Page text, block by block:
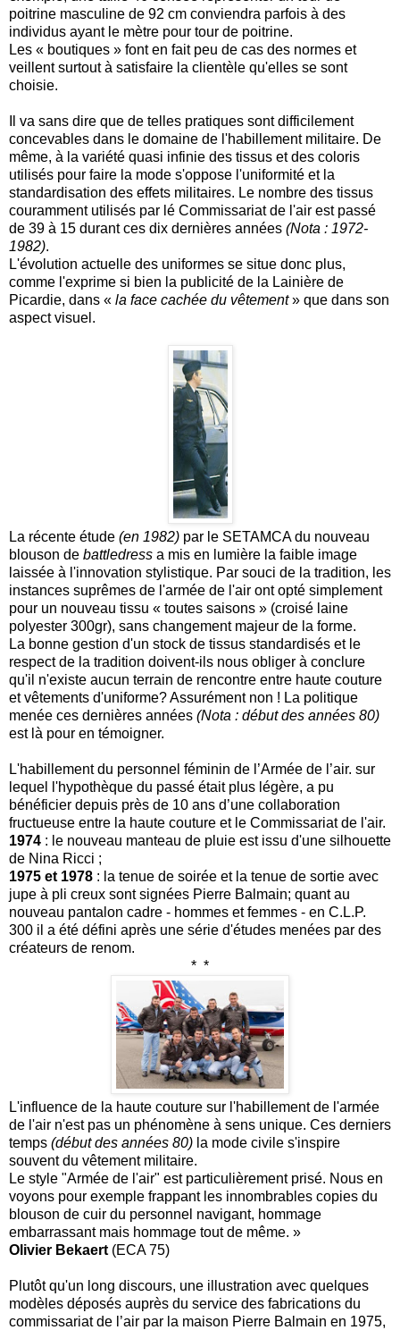
poitrine masculine de 92 cm conviendra parfois à des
individus ayant le mètre pour tour de poitrine.
Les « boutiques » font en fait peu de cas des normes et
veillent surtout à satisfaire la clientèle qu'elles se sont
choisie.
Il va sans dire que de telles pratiques sont difficilement
concevables dans le domaine de l'habillement militaire. De
même, à la variété quasi infinie des tissus et des coloris
utilisés pour faire la mode s'oppose l'uniformité et la
standardisation des effets militaires. Le nombre des tissus
couramment utilisés par lé Commissariat de l'air est passé
de 39 à 15 durant ces dix dernières années (Nota : 1972-
1982).
L'évolution actuelle des uniformes se situe donc plus,
comme l'exprime si bien la publicité de la Lainière de
Picardie, dans « la face cachée du vêtement» que dans son
aspect visuel.
La récente étude (en 1982) par le SETAMCA du nouveau
blouson de battledress a mis en lumière la faible image
laissée à l'innovation stylistique. Par souci de la tradition, les
instances suprêmes de l'armée de l'air ont opté simplement
pour un nouveau tissu « toutes saisons » (croisé laine
polyester 300gr), sans changement majeur de la forme.
La bonne gestion d'un stock de tissus standardisés et le
respect de la tradition doivent-ils nous obliger à conclure
qu'il n'existe aucun terrain de rencontre entre haute couture
et vêtements d'uniforme? Assurément non ! La politique
menée ces dernières années (Nota : début des années 80)
est là pour en témoigner.
L'habillement du personnel féminin de l’Armée de l’air. sur
lequel l'hypothèque du passé était plus légère, a pu
bénéficier depuis près de 10 ans d’une collaboration
fructueuse entre la haute couture et le Commissariat de l'air.
1974 : le nouveau manteau de pluie est issu d'une silhouette
de Nina Ricci ;
1975 et 1978 : la tenue de soirée et la tenue de sortie avec
jupe à pli creux sont signées Pierre Balmain; quant au
nouveau pantalon cadre - hommes et femmes - en C.L.P.
300 il a été défini après une série d'études menées par des
créateurs de renom.
* *
L'influence de la haute couture sur l'habillement de l'armée
de l'air n'est pas un phénomène à sens unique. Ces derniers
temps (début des années 80) la mode civile s'inspire
souvent du vêtement militaire.
Le style "Armée de l'air" est particulièrement prisé. Nous en
voyons pour exemple frappant les innombrables copies du
blouson de cuir du personnel navigant, hommage
embarrassant mais hommage tout de même. »
Olivier Bekaert (ECA 75)
Plutôt qu'un long discours, une illustration avec quelques
modèles déposés auprès du service des fabrications du
commissariat de l’air par la maison Pierre Balmain en 1975,